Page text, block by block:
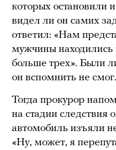
которых остановили
видел ли он самих
ответил: «Нам
мужчины
больше трех». Были
он вспомнить не смог.
Тогда прокурор
на стадии следствия
автомобиль изъяли
«Ну, может, я